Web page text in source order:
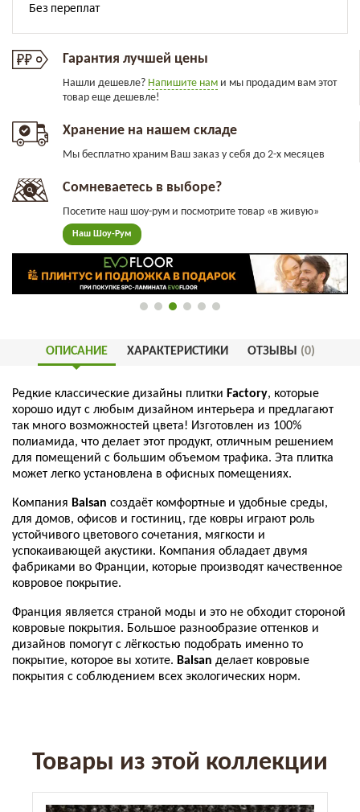
Гарантия лучшей цены
Нашли дешевле? Напишите нам и мы продадим вам этот
товар еще дешевле!
Хранение на нашем складе
Мы бесплатно храним Ваш заказ у себя до 2-х месяцев
Сомневаетесь в выборе?
Посетите наш шоу-рум и посмотрите товар «в живую»
Наш Шоу-Рум
ОПИСАНИЕ ХАРАКТЕРИСТИКИ ОТЗЫВЫ (0)
Редкие классические дизайны плитки Factory, которые
хорошо идут с любым дизайном интерьера и предлагают
так много возможностей цвета! Изготовлен из 100%
полиамида, что делает этот продукт, отличным решением
для помещений с большим объемом трафика. Эта плитка
может легко установлена в офисных помещениях.
Компания Balsan создаёт комфортные и удобные среды,
для домов, офисов и гостиниц, где ковры играют роль
устойчивого цветового сочетания, мягкости и
успокаивающей акустики. Компания обладает двумя
фабриками во Франции, которые производят качественное
ковровое покрытие.
Франция является страной моды и это не обходит стороной
ковровые покрытия. Большое разнообразие оттенков и
дизайнов помогут с лёгкостью подобрать именно то
покрытие, которое вы хотите. Balsan делает ковровые
покрытия с соблюдением всех экологических норм.
Товары из этой коллекции